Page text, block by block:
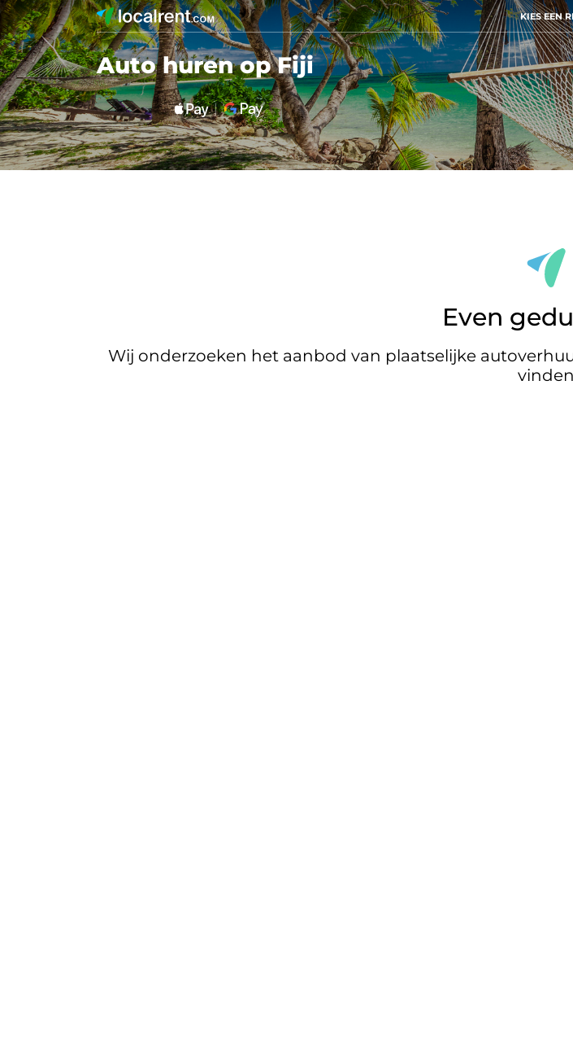
KIES EEN
Auto huren op Fiji
Even
Wij onderzoeken het aanbod van plaatselijke
vinden